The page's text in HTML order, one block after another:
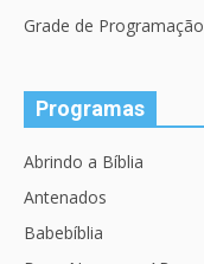
Grade de Programação
Programas
Abrindo a Bíblia
Antenados
Babebíblia